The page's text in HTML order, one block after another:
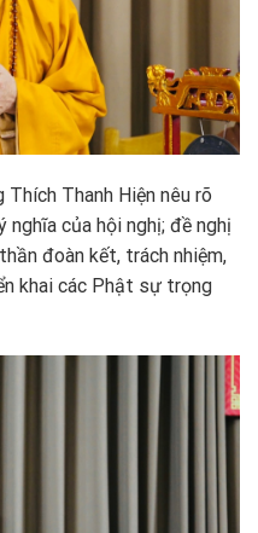
Thanh Hiện nêu rõ
nghĩa của hội nghị; đề nghị
đoàn kết, trách nhiệm,
khai các Phật sự trọng